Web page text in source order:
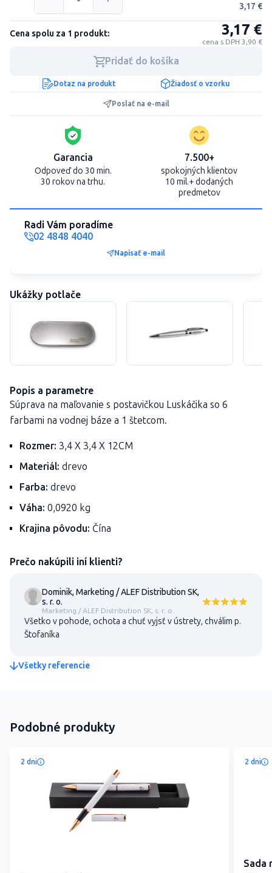
3,17 €
Cena spolu za 1 produkt: 3,17 €
cena s DPH 3,90 €
Pridať do košíka
Dotaz na produkt Žiadosť o vzorku
Poslať na e-mail
Garancia
Odpoveď do 30 min.
30 rokov na trhu.
7.500+
spokojných klientov
10 mil.+ dodaných
predmetov
Radi Vám poradíme
02 4848 4040
Napísať e-mail
Ukážky potlače
Popis a parametre
Súprava na maľovanie s postavičkou Luskáčika so 6
farbami na vodnej báze a 1 štetcom.
Rozmer: 3,4 X 3,4 X 12CM
Materiál: drevo
Farba: drevo
Váha: 0,0920 kg
Krajina pôvodu: Čína
Prečo nakúpili iní klienti?
Dominik, Marketing / ALEF Distribution SK,
s. r. o.
Marketing / ALEF Distribution SK, s. r. o.
Všetko v pohode, ochota a chuť vyjsť v ústrety, chválim p.
Štofaníka
Všetky referencie
Podobné produkty
2 dni 2 dni
Sada